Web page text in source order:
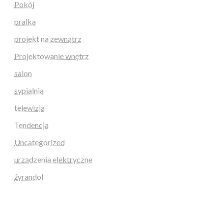
Pokój
pralka
projekt na zewnątrz
Projektowanie wnętrz
salon
sypialnia
telewizja
Tendencja
Uncategorized
urządzenia elektryczne
żyrandol